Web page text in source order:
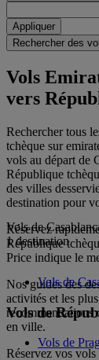
Appliquer
Rechercher des
Vols
vers
Rechercher tous
tchèque sur
vols au départ de
République
des villes
destination pour
Réservez
République
Price indique le
Nos guides des
activités et les
recommandations
en ville.
Réservez vos
Vols de
1 destination
Vols de
Vols de
Vols de